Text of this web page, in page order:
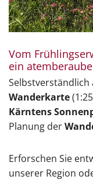
Vom
ein
Wanderkarte
Kärntens
Planung der
Erforschen Sie
unserer Region